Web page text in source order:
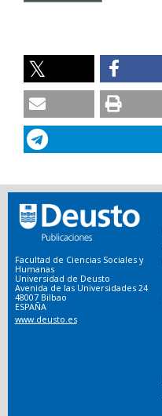
Facultad de Ciencias Sociales y
Humanas
Universidad de Deusto
Avenida de las Universidades 24
48007 Bilbao
ESPAÑA
www.deusto.es